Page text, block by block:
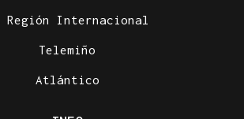
Región Internacional
Telemiño
Atlántico